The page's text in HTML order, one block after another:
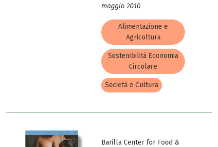
maggio 2010
Alimentazione e
Agricoltura
Sostenibilità Economia
Circolare
Società e Cultura
Barilla Center for Food &